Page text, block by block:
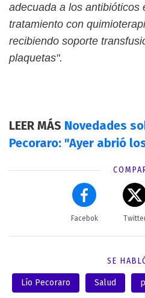
adecuada a los antibióticos
tratamiento con
recibiendo soporte
plaquetas".
LEER MÁS Novedades
Pecoraro: "Ayer abrió
Facebok
SE
Lío Pecoraro Salud